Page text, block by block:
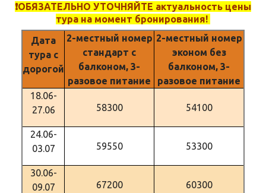
❗️ОБЯЗАТЕЛЬНО УТОЧНЯЙТЕ актуальность цены
тура на момент бронирования!
Дата
тура с
дорогой
2-местный номер
стандарт с
балконом, 3-
разовое питание
2-местный номер
эконом без
балконом, 3-
разовое питание
18.06-
27.06
58300 54100
24.06-
03.07
59550 53300
30.06-
09.07
67200 60300